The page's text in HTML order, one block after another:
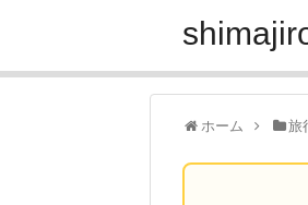
ホーム 旅